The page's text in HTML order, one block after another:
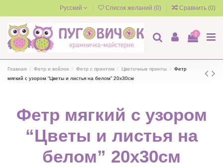
Русский Список желаний (0) Сравнить (0)
0
Главная Фетр и войлок Фетр с принтом Цветочные принты
Фетр
мягкий с узором “Цветы и листья на белом” 20х30см
Фетр мягкий с узором
“Цветы и листья на
белом” 20х30см